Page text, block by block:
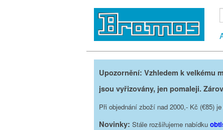
Upozornění: Vzhledem k velkému
jsou vyřizovány, jen pomaleji.
Při objednání zboží nad 2000,- Kč (€85)
Novinky: Stále rozšiřujeme nabídku